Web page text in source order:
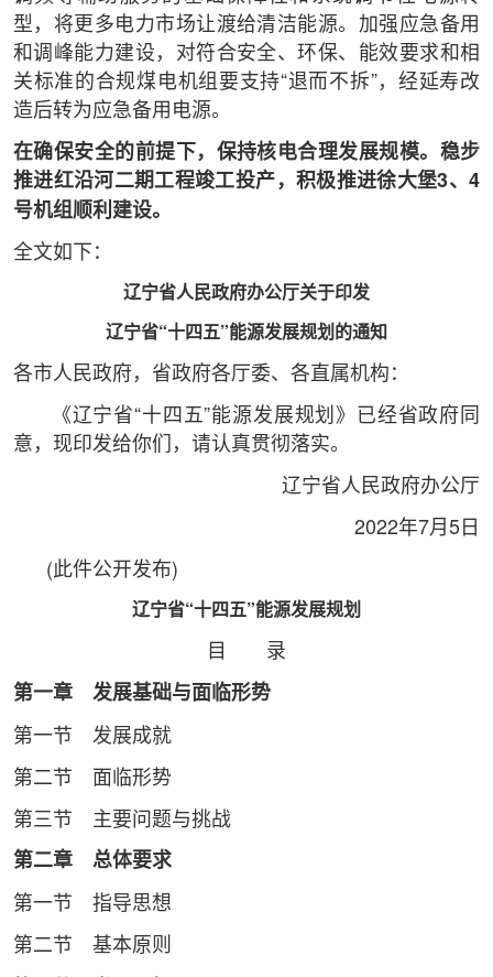
型，将更多电力市场让渡给清洁能源。加强应急备用
和调峰能力建设，对符合安全、环保、能效要求和相
关标准的合规煤电机组要支持“退而不拆”，经延寿改
造后转为应急备用电源。
在确保安全的前提下，保持核电合理发展规模。稳步
推进红沿河二期工程竣工投产，积极推进徐大堡3、4
号机组顺利建设。
全文如下：
辽宁省人民政府办公厅关于印发
辽宁省“十四五”能源发展规划的通知
各市人民政府，省政府各厅委、各直属机构：
《辽宁省“十四五”能源发展规划》已经省政府同
意，现印发给你们，请认真贯彻落实。
辽宁省人民政府办公厅
2022年7月5日
(此件公开发布)
辽宁省“十四五”能源发展规划
目 录
第一章 发展基础与面临形势
第一节 发展成就
第二节 面临形势
第三节 主要问题与挑战
第二章 总体要求
第一节 指导思想
第二节 基本原则